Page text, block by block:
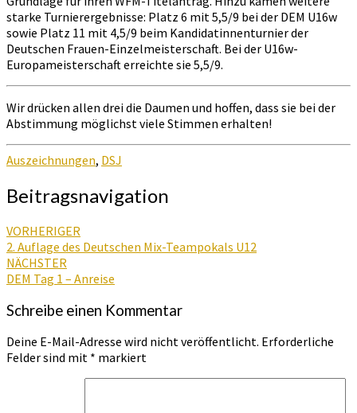
starke Turnierergebnisse: Platz 6 mit 5,5/9 bei der DEM U16w
sowie Platz 11 mit 4,5/9 beim Kandidatinnenturnier der
Deutschen Frauen-Einzelmeisterschaft. Bei der U16w-
Europameisterschaft erreichte sie 5,5/9.
Wir drücken allen drei die Daumen und hoffen, dass sie bei der
Abstimmung möglichst viele Stimmen erhalten!
Auszeichnungen, DSJ
Beitragsnavigation
VORHERIGER
2. Auflage des Deutschen Mix-Teampokals U12
NÄCHSTER
DEM Tag 1 – Anreise
Schreibe einen Kommentar
Deine E-Mail-Adresse wird nicht veröffentlicht. Erforderliche
Felder sind mit * markiert